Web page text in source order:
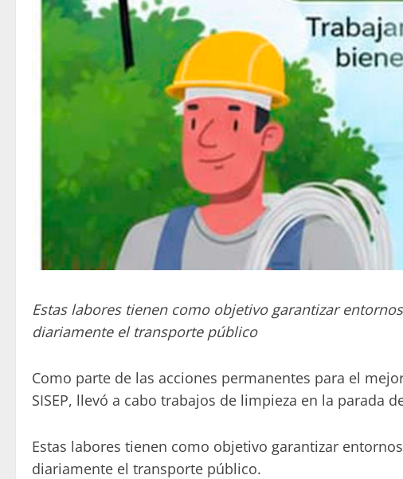
Estas labores tienen como objetivo garantizar
diariamente el transporte público
Como parte de las acciones permanentes para el
SISEP, llevó a cabo trabajos de limpieza en la parada
Estas labores tienen como objetivo garantizar
diariamente el transporte público.